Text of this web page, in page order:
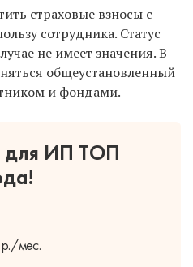
страховые взносы с
сотрудника. Статус
не имеет значения. В
общеустановленный
и фондами.
для ИП ТОП
мес.